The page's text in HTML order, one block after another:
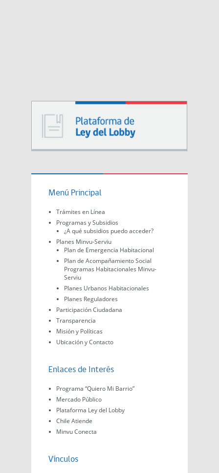
Menú Principal
Trámites en Línea
Programas y Subsidios
¿A qué subsidios puedo acceder?
Planes Minvu-Serviu
Plan de Emergencia Habitacional
Plan de Acompañamiento Social
Programas Habitacionales Minvu-
Serviu
Planes Urbanos Habitacionales
Planes Reguladores
Participación Ciudadana
Transparencia
Misión y Políticas
Ubicación y Contacto
Enlaces de Interés
Programa “Quiero Mi Barrio”
Mercado Público
Plataforma Ley del Lobby
Chile Atiende
Minvu Conecta
Vínculos